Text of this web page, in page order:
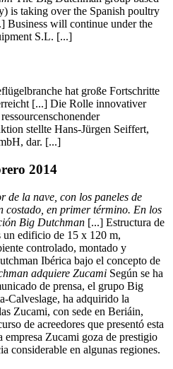
is taking over the Spanish poultry
Business will continue under the
S.L. [...]
hat große Fortschritte
[...] Die Rolle innovativer
stellte Hans-Jürgen Seiffert,
dar. [...]
2014
la nave, con los paneles de
costado, en primer término. En los
Big Dutchman [...] Estructura de
un edificio de 15 x 120 m,
controlado, montado y
Ibérica bajo el concepto de
adquiere Zucami Según se ha
de prensa, el grupo Big
Calveslage, ha adquirido la
Zucami, con sede en Beriáin,
de acreedores que presentó esta
Zucami goza de prestigio
considerable en algunas regiones.